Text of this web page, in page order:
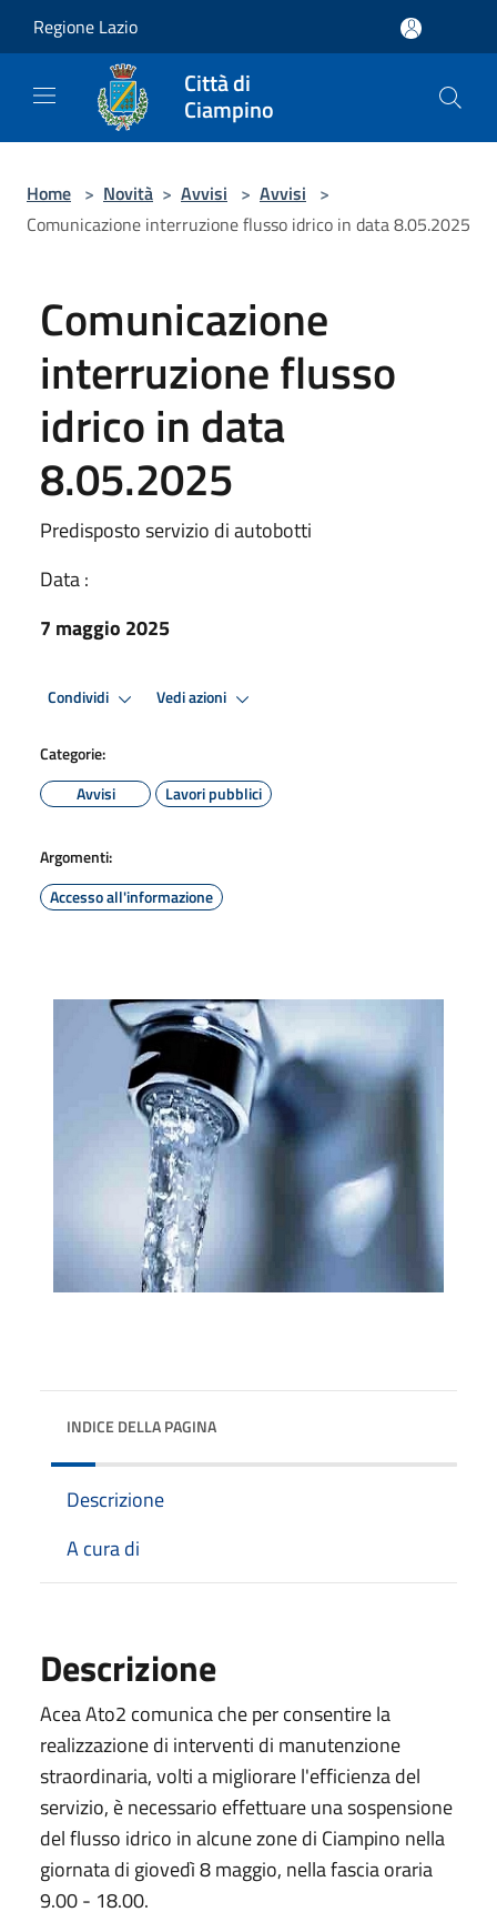
Regione Lazio
Città di
Ciampino
Home > Novità > Avvisi > Avvisi >
Comunicazione interruzione flusso idrico in data 8.05.2025
Comunicazione
interruzione flusso
idrico in data
8.05.2025
Predisposto servizio di autobotti
Data :
7 maggio 2025
Condividi Vedi azioni
Categorie:
Avvisi
Lavori pubblici
Argomenti:
Accesso all'informazione
INDICE DELLA PAGINA
Descrizione
A cura di
Descrizione
Acea Ato2 comunica che per consentire la
realizzazione di interventi di manutenzione
straordinaria, volti a migliorare l'efficienza del
servizio, è necessario effettuare una sospensione
del flusso idrico in alcune zone di Ciampino nella
giornata di giovedì 8 maggio, nella fascia oraria
9.00 - 18.00.